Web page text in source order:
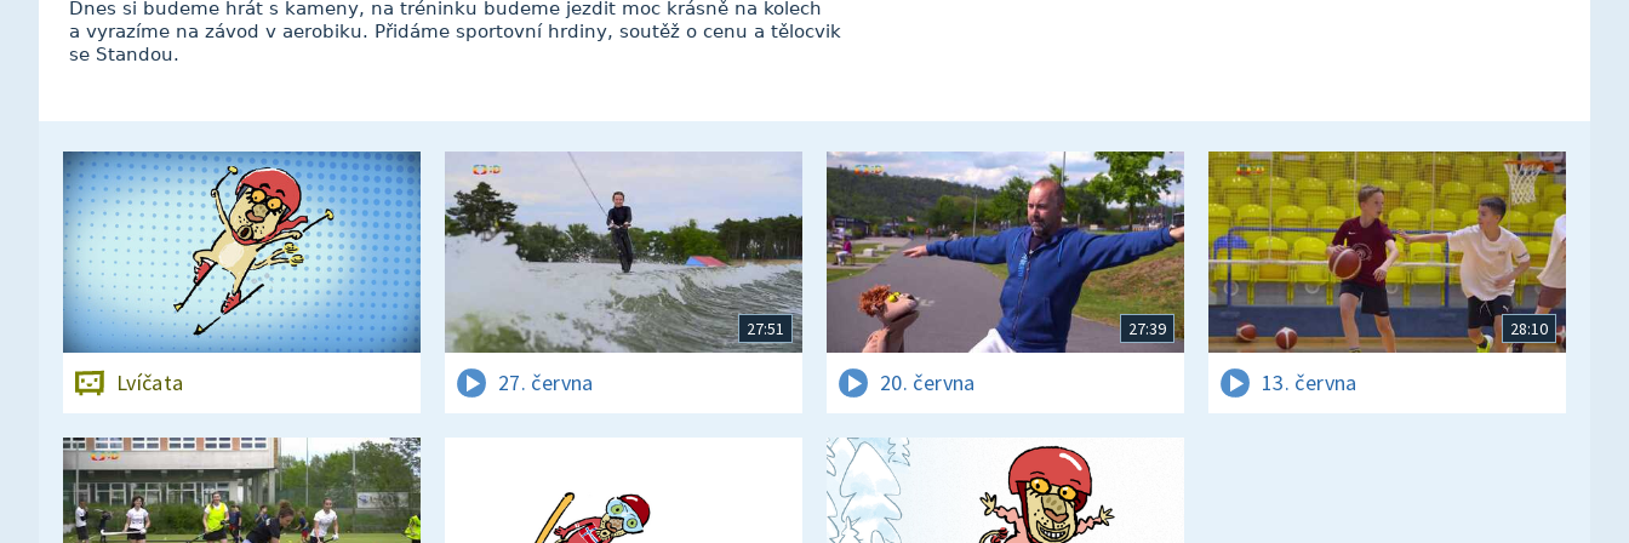
Dnes si budeme hrát s kameny, na tréninku budeme jezdit moc krásně na kolech
a vyrazíme na závod v aerobiku. Přidáme sportovní hrdiny, soutěž o cenu a tělocvik
se Standou.
Lvíčata
27:51
27. června
27:39
20. června
28:10
13. června